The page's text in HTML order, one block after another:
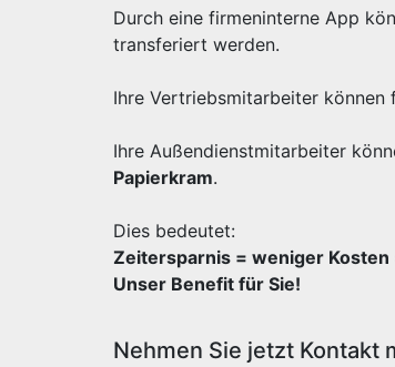
Durch eine firmeninterne App
transferiert werden.
Ihre Vertriebsmitarbeiter
Ihre Außendienstmitarbeiter
Papierkram.
Dies bedeutet:
Zeitersparnis = weniger
Unser Benefit für Sie!
Nehmen Sie jetzt Kontakt